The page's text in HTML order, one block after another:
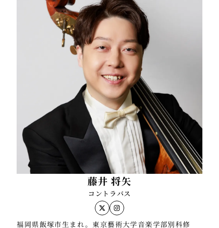
けでなく、劇団四季オペラ座の怪人、ライオンキング
など多数のミュージカル作品や、スタジオレコーディ
ングなど様々なジャンルで活動の幅を広げている
これまでにチェロを伊藤耕司、三木敬之各氏に、室内
楽を岡山潔、植田克己、本荘玲子各氏に師事。
藤井 将矢
コントラバス
福岡県飯塚市生まれ。東京藝術大学音楽学部別科修